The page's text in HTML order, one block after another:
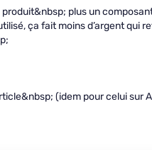
produit&nbsp; plus un
ça fait moins d’argent qui
(idem pour celui sur